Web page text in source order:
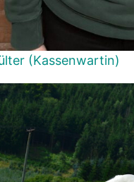
(Kassenwartin)